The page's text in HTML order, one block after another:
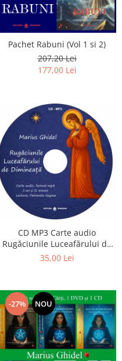
Pachet Rabuni (Vol 1 si 2)
207,20 Lei
177,00 Lei
CD MP3 Carte audio
Rugăciunile Luceafărului de
dimineață
35,00 Lei
-27% NOU